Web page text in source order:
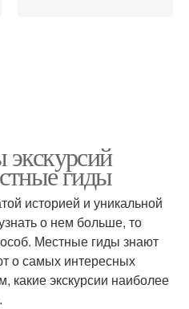
гиды
историей и уникальной
о нем больше, то
Местные гиды знают
о самых интересных
какие экскурсии наиболее